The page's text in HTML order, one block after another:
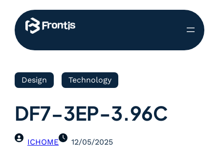
Design Technology
DF7-3EP-3.96C
ICHOME 12/05/2025